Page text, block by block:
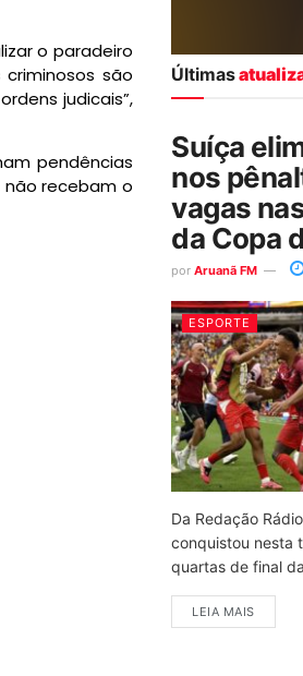
o paradeiro
são
judicais”,
pendências
não recebam o
Últimas
Suíça
nos
vagas
da Copa
por Aruanã FM
ESPORTE
Da Redação
conquistou nesta
quartas de final
LEIA MAIS